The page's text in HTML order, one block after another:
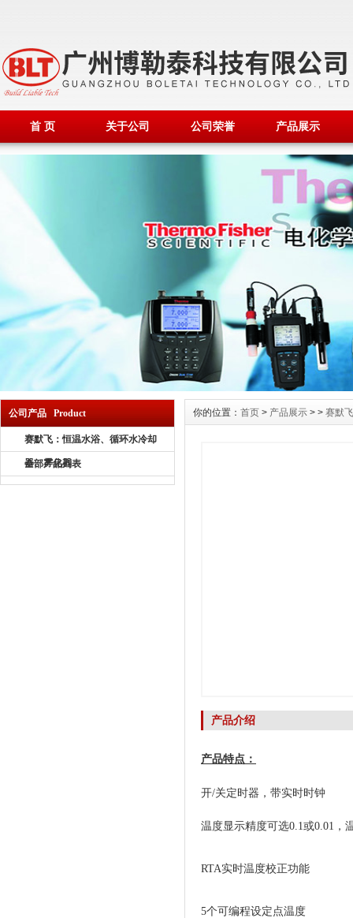
首 页 关于公司 公司荣誉 产品展示
公司产品 Product
赛默飞：恒温水浴、循环水冷却
器、雾化器
全部产品列表
你的位置： 首页 > 产品展示 > > 赛默
产品介绍
产品特点：
开/关定时器，带实时时钟
温度显示精度可选0.1或0.01 ，
RTA实时温度校正功能
5个可编程设定点温度